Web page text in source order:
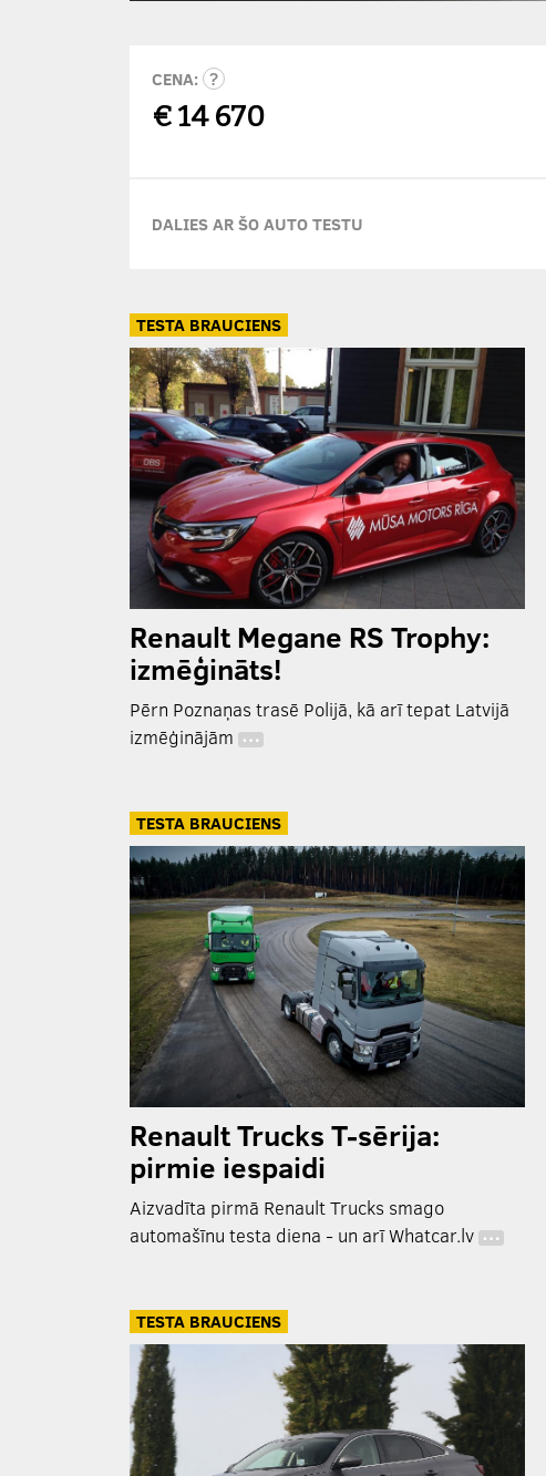
CENA:
€14 670
DALIES AR ŠO AUTO TESTU
TESTA BRAUCIENS
Renault Megane RS Trophy:
izmēģināts!
Pērn Poznaņas trasē Polijā, kā arī tepat Latvijā
izmēģinājām …
TESTA BRAUCIENS
Renault Trucks T-sērija:
pirmie iespaidi
Aizvadīta pirmā Renault Trucks smago
automašīnu testa diena - un arī Whatcar.lv …
TESTA BRAUCIENS